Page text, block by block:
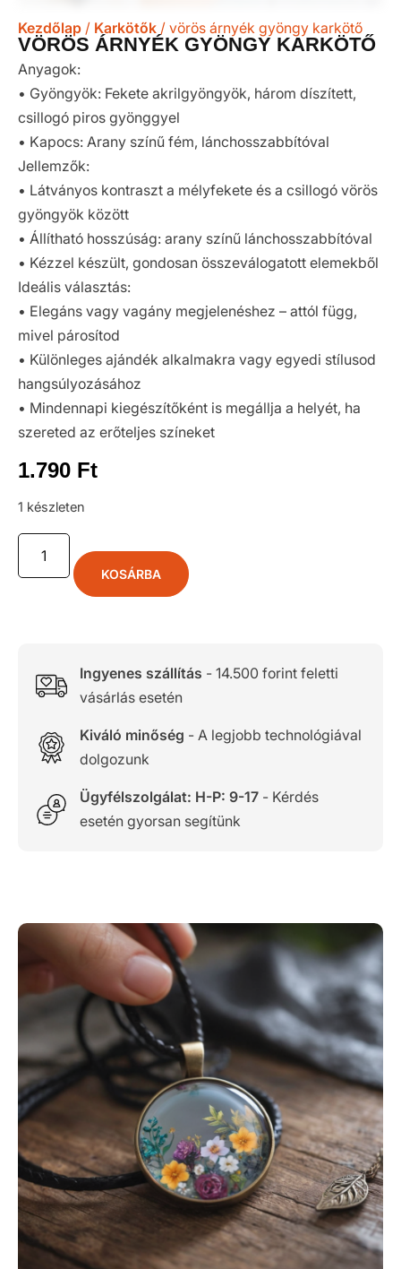
Kezdőlap / Karkötők / vörös árnyék gyöngy karkötő
VÖRÖS ÁRNYÉK GYÖNGY KARKÖTŐ
Anyagok:
• Gyöngyök: Fekete akrilgyöngyök, három díszített,
csillogó piros gyönggyel
• Kapocs: Arany színű fém, lánchosszabbítóval
Jellemzők:
• Látványos kontraszt a mélyfekete és a csillogó vörös
gyöngyök között
• Állítható hosszúság: arany színű lánchosszabbítóval
• Kézzel készült, gondosan összeválogatott elemekből
Ideális választás:
• Elegáns vagy vagány megjelenéshez – attól függ,
mivel párosítod
• Különleges ajándék alkalmakra vagy egyedi stílusod
hangsúlyozásához
• Mindennapi kiegészítőként is megállja a helyét, ha
szereted az erőteljes színeket
1.790 Ft
1 készleten
KOSÁRBA
Ingyenes szállítás - 14.500 forint feletti
vásárlás esetén
Kiváló minőség - A legjobb technológiával
dolgozunk
Ügyfélszolgálat: H-P: 9-17- Kérdés
esetén gyorsan segítünk